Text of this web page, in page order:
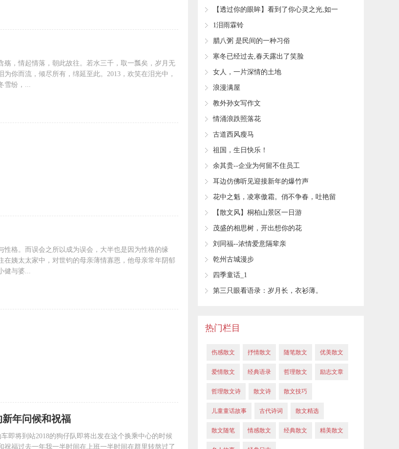
殇，情起情落，朝此故往。若水三千，取一瓢矣，岁月无
你而流，倾尽所有，绵延至此。2013，欢笑在泪光中，
雪纷，...
性格。而误会之所以成为误会，大半也是因为性格的缘
在姨太太家中，对世钧的母亲薄情寡恩，他母亲常年阴郁
健与婆...
新年问候和祝福
车即将到站2018的狗仔队即将出发在这个换乘中心的时候
祝福过去一年我一半时间在上班一半时间在群里转熬过了
【透过你的眼眸】看到了你心灵之光,如一
湖秋
1泪雨霖铃
腊八粥 是民间的一种习俗
寒冬已经过去,春天露出了笑脸
女人，一片深情的土地
浪漫满屋
教外孙女写作文
情涌浪跌照落花
古道西风瘦马
祖国，生日快乐！
余其贵--企业为何留不住员工
耳边仿佛听见迎接新年的爆竹声
花中之魁，凌寒傲霜。俏不争春，吐艳留
香。
【散文风】桐柏山景区一日游
茂盛的相思树，开出想你的花
刘同福--浓情爱意隔辈亲
乾州古城漫步
四季童话_1
第三只眼看语录：岁月长，衣衫薄。
热门栏目
伤感散文 抒情散文 随笔散文 优美散文
爱情散文 经典语录 哲理散文 励志文章
哲理散文诗 散文诗 散文技巧
儿童童话故事 古代诗词 散文精选
散文随笔 情感散文 经典散文 精美散文